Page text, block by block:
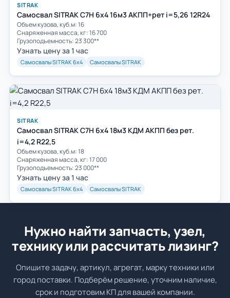
SITRAK
Самосвал SITRAK C7H 6x4 16м3 АКПП+рет i=5,26 12R24
Объем кузова, куб.м: 16
Cнаряженная масса, кг: 16 700
Грузоподъемность: 23 300**
Узнать цену за 1 час
Самосвалы SITRAK 6х4 Самосвалы SITRAK
SITRAK
Самосвал SITRAK C7H 6x4 18м3 КДМ АКПП без рет.
i=4,2 R22,5
Объем кузова, куб.м: 18
Cнаряженная масса, кг: 17 000
Грузоподъемность: 23 000**
Узнать цену за 1 час
Самосвалы SITRAK 6х4 Самосвалы SITRAK
Нужно найти запчасть, узел,
технику или рассчитать лизинг?
Опишите задачу, артикул, агрегат, марку техники или
город поставки. Подберём решение, уточним наличие,
срок и подготовим КП для вашей компании.